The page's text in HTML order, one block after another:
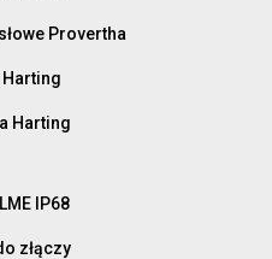
Provertha
Harting
Harting
IP68
złączy